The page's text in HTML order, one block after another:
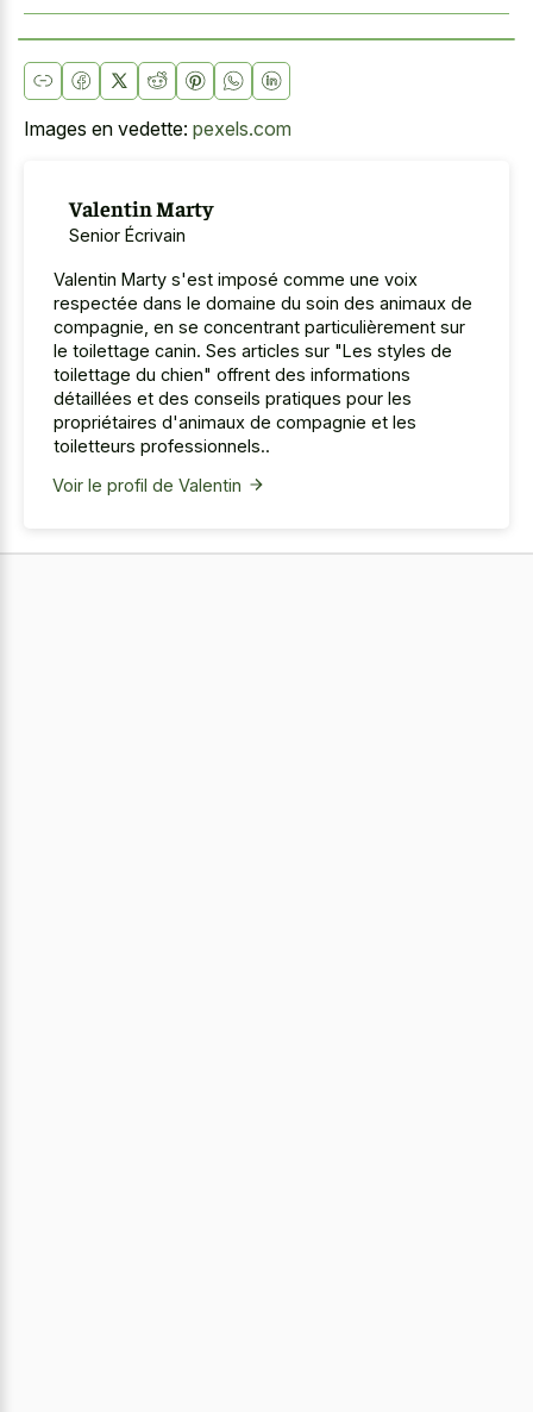
Images en vedette: pexels.com
Valentin Marty
Senior Écrivain
Valentin Marty s'est imposé comme une voix
respectée dans le domaine du soin des animaux de
compagnie, en se concentrant particulièrement sur
le toilettage canin. Ses articles sur "Les styles de
toilettage du chien" offrent des informations
détaillées et des conseils pratiques pour les
propriétaires d'animaux de compagnie et les
toiletteurs professionnels..
Voir le profil de Valentin